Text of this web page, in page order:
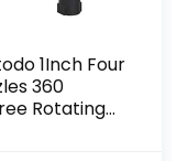
1Inch Four
360
Rotating